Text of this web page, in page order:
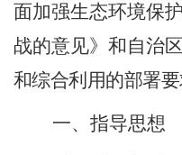
面加强生态环境保
战的意见》和自治区
和综合利用的部署要
一、指导思想